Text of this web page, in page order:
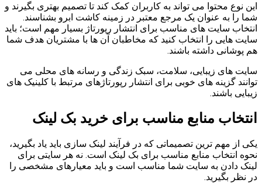
این نوع محتوا می تواند به کاربران کمک کند تا تصمیم بهتری بگیرند و
شما را به عنوان یک مرجع معتبر در زمینه کاشت ابرو بشناسند.
انتخاب سایت های مناسب برای انتشار رپورتاژ بسیار مهم است؛ باید
سایت هایی را انتخاب کنید که مخاطبان آن ها با مشتریان هدف شما
هم پوشانی داشته باشند.
سایت های زیبایی، سلامت، سبک زندگی و رسانه های محلی می
توانند گزینه های خوبی برای انتشار رپورتاژهای مرتبط با کلینیک های
زیبایی باشند.
انتخاب منابع مناسب برای خرید بک لینک
یکی از مهم ترین تصمیماتی که در فرآیند لینک سازی باید یاد بگیرید،
نحوه انتخاب منابع مناسب برای بک لینک است. نه هر سایتی برای
لینک دادن به سایت شما مناسب است و باید معیارهای مشخصی را
در نظر بگیرید.